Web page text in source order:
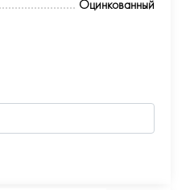
Оцинкованный